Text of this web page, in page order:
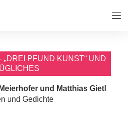
„DREI PFUND KUNST“ UND
und Matthias Gietl
und Gedichte